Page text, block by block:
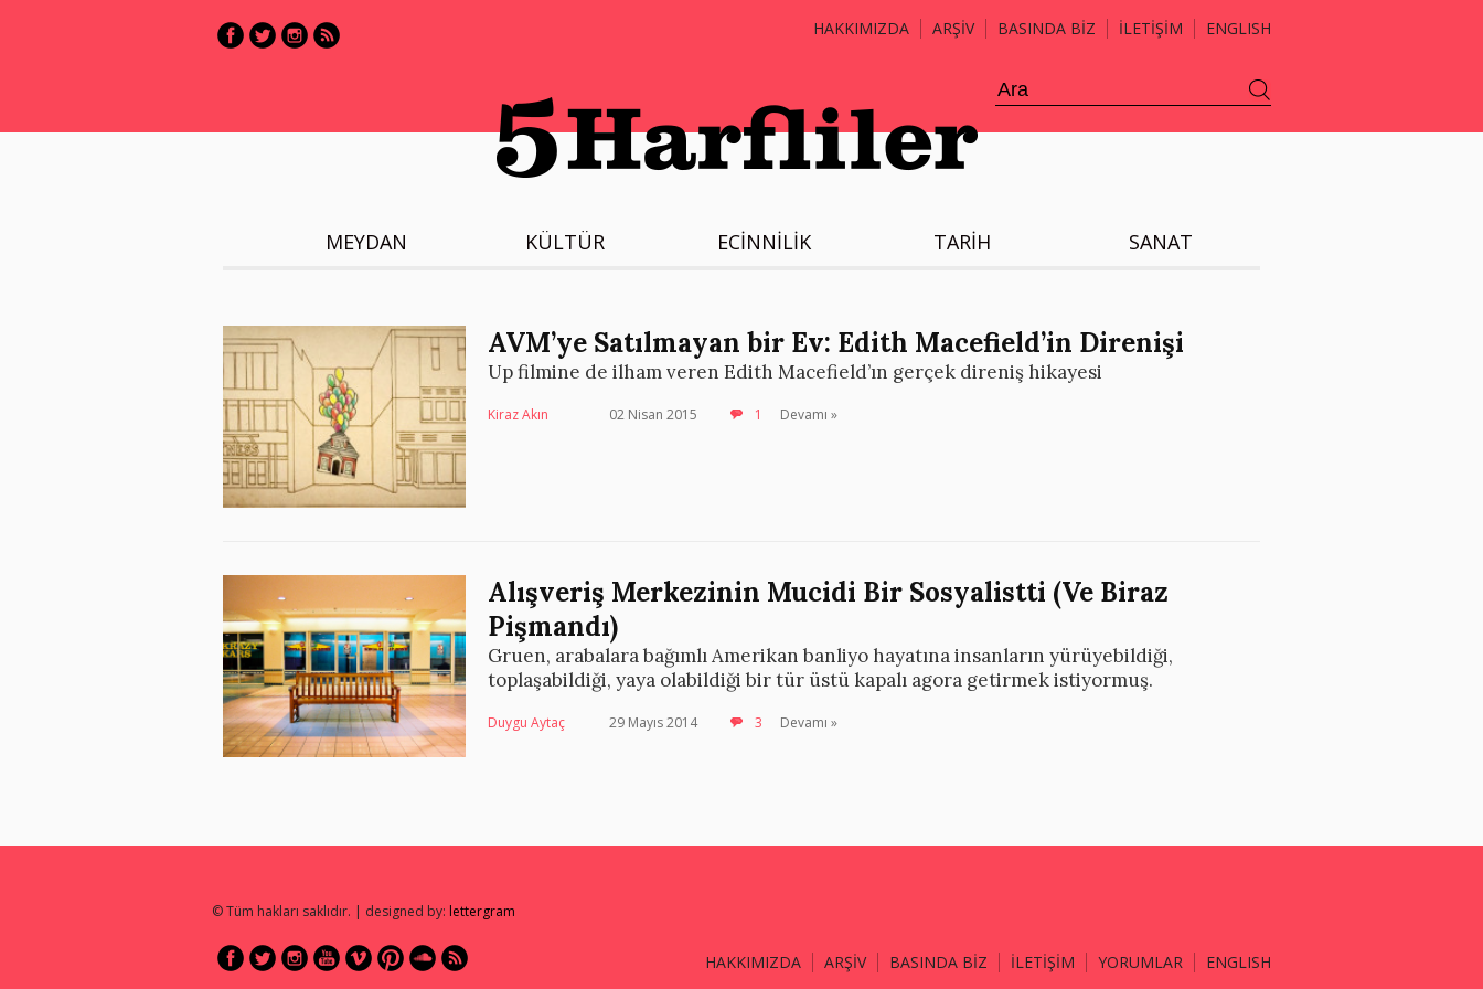
HAKKIMIZDA ARŞİV BASINDA BİZ İLETİŞİM ENGLISH
MEYDAN KÜLTÜR ECİNNİLİK TARİH SANAT
AVM’ye Satılmayan bir Ev: Edith Macefield’in Direnişi
Up filmine de ilham veren Edith Macefield’ın gerçek direniş hikayesi
Kiraz Akın 02 Nisan 2015 1 Devamı »
Alışveriş Merkezinin Mucidi Bir Sosyalistti (Ve Biraz
Pişmandı)
Gruen, arabalara bağımlı Amerikan banliyo hayatına insanların yürüyebildiği,
toplaşabildiği, yaya olabildiği bir tür üstü kapalı agora getirmek istiyormuş.
Duygu Aytaç 29 Mayıs 2014 3 Devamı »
© Tüm hakları saklıdır. | designed by: lettergram
HAKKIMIZDA ARŞİV BASINDA BİZ İLETİŞİM YORUMLAR ENGLISH